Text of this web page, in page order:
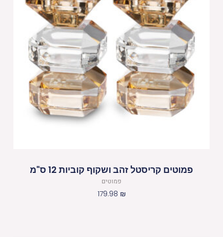
פמוטים קריסטל זהב ושקוף קוביות 12 ס"מ
פמוטים
179.98 ₪